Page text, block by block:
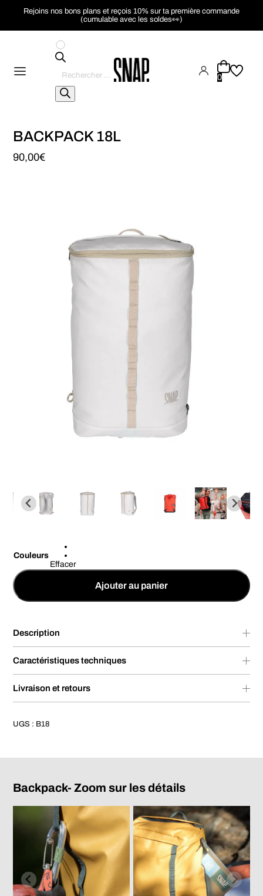
Rejoins nos bons plans et reçois 10% sur ta première commande
(cumulable avec les soldes👀)
de
produits
0
BACKPACK 18L
90,00€
Couleurs
Effacer
Ajouter au panier
Description
Caractéristiques techniques
Livraison et retours
UGS : B18
Backpack- Zoom sur les détails